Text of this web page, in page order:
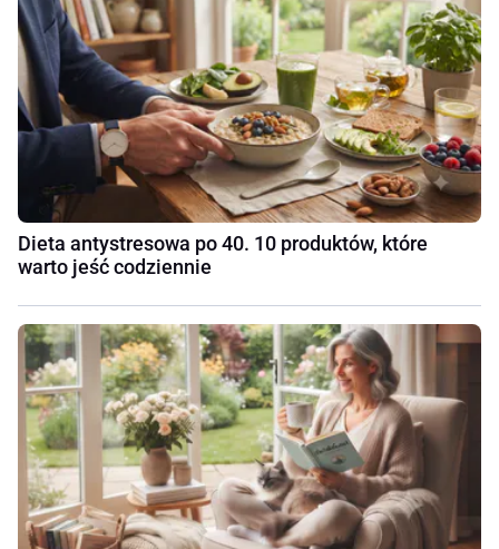
Dieta antystresowa po 40. 10 produktów, które
warto jeść codziennie